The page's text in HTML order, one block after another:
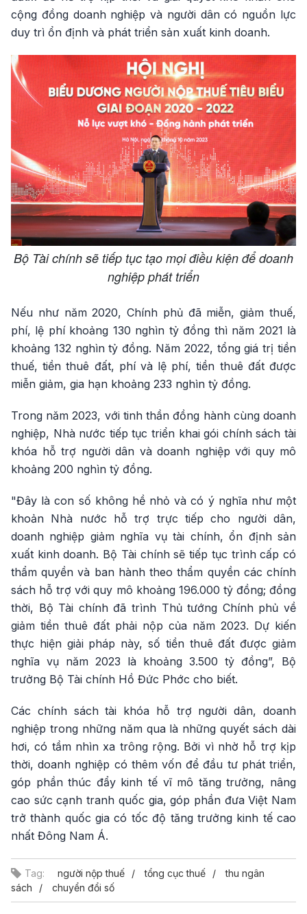
cộng đồng doanh nghiệp và người dân có nguồn lực
duy trì ổn định và phát triển sản xuất kinh doanh.
Bộ Tài chính sẽ tiếp tục tạo mọi điều kiện để doanh
nghiệp phát triển
Nếu như năm 2020, Chính phủ đã miễn, giảm thuế,
phí, lệ phí khoảng 130 nghìn tỷ đồng thì năm 2021 là
khoảng 132 nghìn tỷ đồng. Năm 2022, tổng giá trị tiền
thuế, tiền thuê đất, phí và lệ phí, tiền thuê đất được
miễn giảm, gia hạn khoảng 233 nghìn tỷ đồng.
Trong năm 2023, với tinh thần đồng hành cùng doanh
nghiệp, Nhà nước tiếp tục triển khai gói chính sách tài
khóa hỗ trợ người dân và doanh nghiệp với quy mô
khoảng 200 nghìn tỷ đồng.
"Đây là con số không hề nhỏ và có ý nghĩa như một
khoản Nhà nước hỗ trợ trực tiếp cho người dân,
doanh nghiệp giảm nghĩa vụ tài chính, ổn định sản
xuất kinh doanh. Bộ Tài chính sẽ tiếp tục trình cấp có
thẩm quyền và ban hành theo thẩm quyền các chính
sách hỗ trợ với quy mô khoảng 196.000 tỷ đồng; đồng
thời, Bộ Tài chính đã trình Thủ tướng Chính phủ về
giảm tiền thuê đất phải nộp của năm 2023. Dự kiến
thực hiện giải pháp này, số tiền thuê đất được giảm
nghĩa vụ năm 2023 là khoảng 3.500 tỷ đồng”, Bộ
trưởng Bộ Tài chính Hồ Đức Phớc cho biết.
Các chính sách tài khóa hỗ trợ người dân, doanh
nghiệp trong những năm qua là những quyết sách dài
hơi, có tầm nhìn xa trông rộng. Bởi vì nhờ hỗ trợ kịp
thời, doanh nghiệp có thêm vốn để đầu tư phát triển,
góp phần thúc đẩy kinh tế vĩ mô tăng trưởng, nâng
cao sức cạnh tranh quốc gia, góp phần đưa Việt Nam
trở thành quốc gia có tốc độ tăng trưởng kinh tế cao
nhất Đông Nam Á.
Tag: người nộp thuế tổng cục thuế
thu ngân
sách
chuyển đổi số